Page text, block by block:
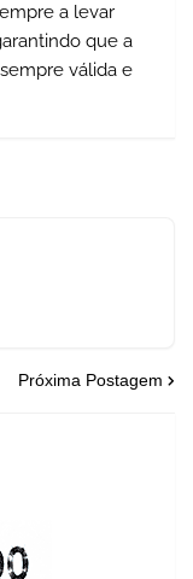
a levar
que a
válida e
Próxima Postagem